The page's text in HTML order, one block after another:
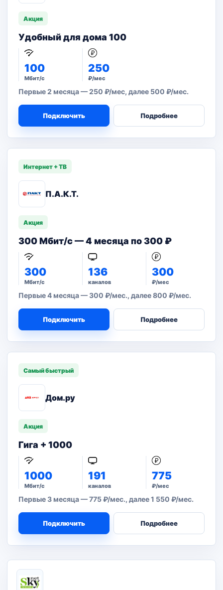
Акция
Удобный для дома 100
100
Мбит/с
250
₽/мес
Первые 2 месяца — 250 ₽/мес, далее 500 ₽/мес.
Подключить Подробнее
Интернет + ТВ
П.А.К.Т.
Акция
300 Мбит/с — 4 месяца по 300 ₽
300
Мбит/с
136
каналов
300
₽/мес
Первые 4 месяца — 300 ₽/мес., далее 800 ₽/мес.
Подключить Подробнее
Самый быстрый
Дом.ру
Акция
Гига + 1000
1000
Мбит/с
191
каналов
775
₽/мес
Первые 3 месяца — 775 ₽/мес., далее 1 550 ₽/мес.
Подключить Подробнее